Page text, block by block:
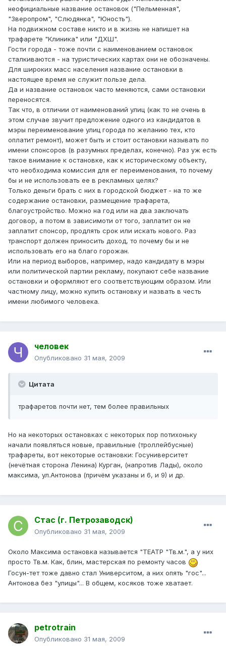
неофициальные название остановок ("Пельменная",
"Зверопром", "Слюдянка", "Юность").
На подвижном составе никто и в жизнь не напишет на
трафарете "Клиника" или "ДХШ".
Гости города - тоже почти с наименованием остановок
сталкиваются - на туристических картах они не обозначены.
Для широких масс населения название остановки в
настоящее время не служит пользе дела.
Да и название остановок часто меняются, сами остановки
переносятся.
Так что, в отличии от наименований улиц (как то не очень в
этом случае звучит предложение одного из кандидатов в
мэры переименование улиц города по желанию тех, кто
оплатит ремонт), может быть и стоит остановки называть по
имени спонсоров (в разумных пределах, конечно). Раз уж есть
такое внимание к остановке, как к историческому объекту,
что необходима комиссия для ег переименования, то почему
бы и не использовать ее в рекламных целях?
Только деньги брать с них в городской бюджет - на то же
содержание остановки, размещение трафарета,
благоустройство. Можно на год или на два заключать
договор, а потом в зависимоти от того, заплатит он не
заплатит спонсор, продлять срок или искать нового. Раз
транспорт должен приносить доход, то почему бы и не
использовать его на благо горожан.
Или на период выборов, например, надо кандидату в мэры
или политической партии рекламу, покупают себе название
остановки и оформляют его соответствующим образом. Или
частному лицу, можно купить остановку и назвать в честь
имени любимого человека.
человек
Опубликовано 31 мая, 2009
Цитата
трафаретов почти нет, тем более правильных
Но на некоторых остановках с некоторых пор потихоньку
начали появляться новые, правильные (троллейбусные)
трафареты, вот некоторые остановки: Госуниверситет
(нечётная сторона Ленина) Курган, (напротив Лады), около
максима, ул.Антонова (причём указаны и 6, и 9) и др.
Стас (г. Петрозаводск)
Опубликовано 31 мая, 2009
Около Максима остановка называется "ТЕАТР "Тв.м.", а у них
просто Тв.м. Как, блин, мастерская по ремонту часов
Госун-тет тоже давно стал Университом, а них опять "гос"...
Антонова без "улицы"... В общем, косяков тоже хватает.
petrotrain
Опубликовано 31 мая, 2009